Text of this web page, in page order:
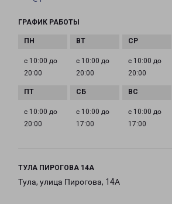
ГРАФИК РАБОТЫ
с 10:00 до
20:00
с 10:00 до
20:00
с 10:00 до
20:00
с 10:00 до
20:00
с 10:00 до
17:00
с 10:00 до
17:00
ТУЛА ПИРОГОВА 14А
Тула, улица Пирогова, 14А